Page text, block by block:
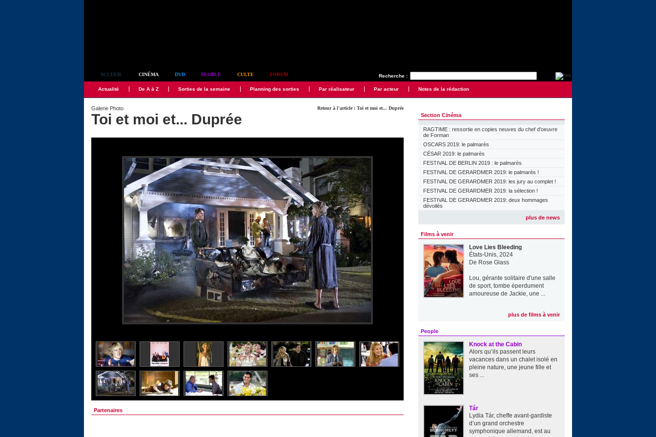
Recherche :
ACCUEIL CINÉMA DVD PEOPLE CULTE FORUM
Actualité De A à Z Sorties de la semaine Planning des sorties Par réalisateur Par acteur Notes de la rédaction
Retour à l'article : Toi et moi et... Duprée
Galerie Photo
Toi et moi et... Duprée
Partenaires
Section Cinéma
RAGTIME : ressortie en copies neuves du chef d'oeuvre
de Forman
OSCARS 2019: le palmarès
CÉSAR 2019: le palmarès
FESTIVAL DE BERLIN 2019 : le palmarès
FESTIVAL DE GERARDMER 2019: le palmarès !
FESTIVAL DE GERARDMER 2019: les jury au complet !
FESTIVAL DE GERARDMER 2019: la sélection !
FESTIVAL DE GERARDMER 2019: deux hommages
dévoilés
plus de news
Films à venir
Love Lies Bleeding
États-Unis, 2024
De Rose Glass
Lou, gérante solitaire d'une salle
de sport, tombe éperdument
amoureuse de Jackie, une ...
plus de films à venir
People
Knock at the Cabin
Alors qu’ils passent leurs
vacances dans un chalet isolé en
pleine nature, une jeune fille et
ses ...
Tár
Lydia Tár, cheffe avant-gardiste
d’un grand orchestre
symphonique allemand, est au